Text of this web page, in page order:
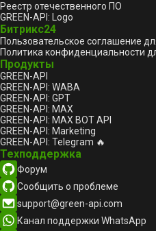
Реестр отечественного ПО
GREEN-API: Logo
Битрикс24
Пользовательское соглашение
Политика конфиденциальности
Продукты
GREEN-API
GREEN-API: WABA
GREEN-API: GPT
GREEN-API: MAX
GREEN-API: MAX BOT API
GREEN-API: Marketing
GREEN-API: Telegram 🔥
Техподдержка
Форум
Сообщить о проблеме
support@green-api.com
Канал поддержки WhatsApp